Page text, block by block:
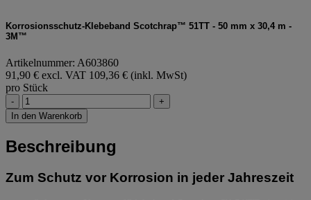
Korrosionsschutz-Klebeband Scotchrap™ 51TT - 50 mm x 30,4 m -
3M™
Artikelnummer: A603860
91,90 € excl. VAT 109,36 € (inkl. MwSt)
pro Stück
-
+
In den Warenkorb
Beschreibung
Zum Schutz vor Korrosion in jeder Jahreszeit